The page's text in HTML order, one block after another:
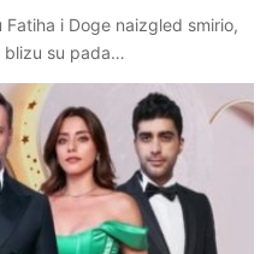
i Doge naizgled smirio,
blizu su pada…